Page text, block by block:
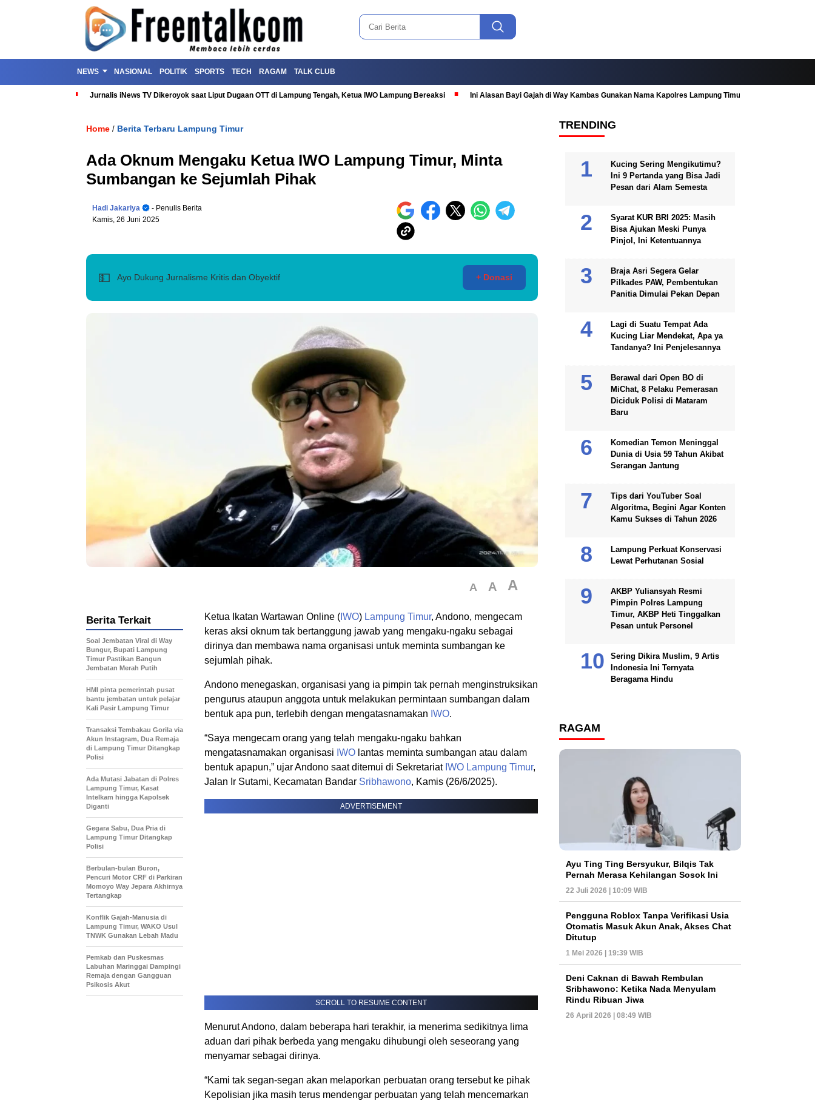
NEWS NASIONAL POLITIK SPORTS TECH RAGAM TALK CLUB
Jurnalis iNews TV Dikeroyok saat Liput Dugaan OTT di Lampung Tengah, Ketua IWO Lampung Bereaksi Ini Alasan Bayi Gajah di Way Kambas Gunakan Nama Kapolres Lampung Timur
Home / Berita Terbaru Lampung Timur
Ada Oknum Mengaku Ketua IWO Lampung Timur, Minta
Sumbangan ke Sejumlah Pihak
Hadi Jakariya
- Penulis Berita
Kamis, 26 Juni 2025
💵 Ayo Dukung Jurnalisme Kritis dan Obyektif + Donasi
A A A
Ketua Ikatan Wartawan Online ( IWO) Lampung Timur, Andono, mengecam
keras aksi oknum tak bertanggung jawab yang mengaku-ngaku sebagai
dirinya dan membawa nama organisasi untuk meminta sumbangan ke
sejumlah pihak.
Andono menegaskan, organisasi yang ia pimpin tak pernah menginstruksikan
pengurus ataupun anggota untuk melakukan permintaan sumbangan dalam
bentuk apa pun, terlebih dengan mengatasnamakan IWO.
“Saya mengecam orang yang telah mengaku-ngaku bahkan
mengatasnamakan organisasi IWO lantas meminta sumbangan atau dalam
bentuk apapun,” ujar Andono saat ditemui di Sekretariat IWO Lampung Timur,
Jalan Ir Sutami, Kecamatan Bandar Sribhawono, Kamis (26/6/2025).
ADVERTISEMENT
SCROLL TO RESUME CONTENT
Menurut Andono, dalam beberapa hari terakhir, ia menerima sedikitnya lima
aduan dari pihak berbeda yang mengaku dihubungi oleh seseorang yang
menyamar sebagai dirinya.
“Kami tak segan-segan akan melaporkan perbuatan orang tersebut ke pihak
Kepolisian jika masih terus mendengar perbuatan yang telah mencemarkan
Berita Terkait
Soal Jembatan Viral di Way
Bungur, Bupati Lampung
Timur Pastikan Bangun
Jembatan Merah Putih
HMI pinta pemerintah pusat
bantu jembatan untuk pelajar
Kali Pasir Lampung Timur
Transaksi Tembakau Gorila via
Akun Instagram, Dua Remaja
di Lampung Timur Ditangkap
Polisi
Ada Mutasi Jabatan di Polres
Lampung Timur, Kasat
Intelkam hingga Kapolsek
Diganti
Gegara Sabu, Dua Pria di
Lampung Timur Ditangkap
Polisi
Berbulan-bulan Buron,
Pencuri Motor CRF di Parkiran
Momoyo Way Jepara Akhirnya
Tertangkap
Konflik Gajah-Manusia di
Lampung Timur, WAKO Usul
TNWK Gunakan Lebah Madu
Pemkab dan Puskesmas
Labuhan Maringgai Dampingi
Remaja dengan Gangguan
Psikosis Akut
TRENDING
Kucing Sering Mengikutimu?
Ini 9 Pertanda yang Bisa Jadi
Pesan dari Alam Semesta
Syarat KUR BRI 2025: Masih
Bisa Ajukan Meski Punya
Pinjol, Ini Ketentuannya
Braja Asri Segera Gelar
Pilkades PAW, Pembentukan
Panitia Dimulai Pekan Depan
Lagi di Suatu Tempat Ada
Kucing Liar Mendekat, Apa ya
Tandanya? Ini Penjelesannya
Berawal dari Open BO di
MiChat, 8 Pelaku Pemerasan
Diciduk Polisi di Mataram
Baru
Komedian Temon Meninggal
Dunia di Usia 59 Tahun Akibat
Serangan Jantung
Tips dari YouTuber Soal
Algoritma, Begini Agar Konten
Kamu Sukses di Tahun 2026
Lampung Perkuat Konservasi
Lewat Perhutanan Sosial
AKBP Yuliansyah Resmi
Pimpin Polres Lampung
Timur, AKBP Heti Tinggalkan
Pesan untuk Personel
Sering Dikira Muslim, 9 Artis
Indonesia Ini Ternyata
Beragama Hindu
RAGAM
Ayu Ting Ting Bersyukur, Bilqis Tak
Pernah Merasa Kehilangan Sosok Ini
22 Juli 2026 | 10:09 WIB
Pengguna Roblox Tanpa Verifikasi Usia
Otomatis Masuk Akun Anak, Akses Chat
Ditutup
1 Mei 2026 | 19:39 WIB
Deni Caknan di Bawah Rembulan
Sribhawono: Ketika Nada Menyulam
Rindu Ribuan Jiwa
26 April 2026 | 08:49 WIB